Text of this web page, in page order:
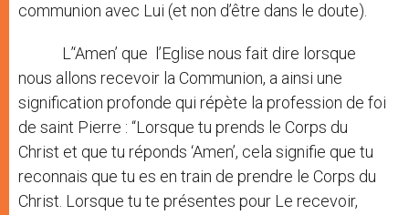
communion avec Lui (et non d’être dans le doute).
L’‘Amen’ que l’Eglise nous fait dire lorsque
nous allons recevoir la Communion, a ainsi une
signification profonde qui répète la profession de foi
de saint Pierre : “Lorsque tu prends le Corps du
Christ et que tu réponds ‘Amen’, cela signifie que tu
reconnais que tu es en train de prendre le Corps du
Christ. Lorsque tu te présentes pour Le recevoir,